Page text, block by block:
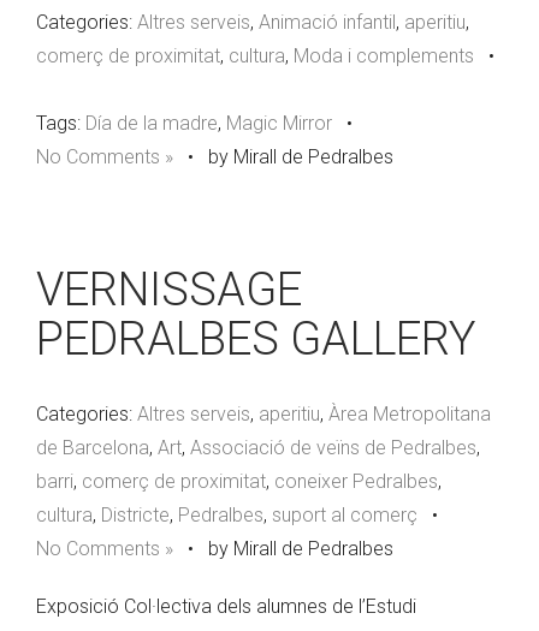
Categories: Altres serveis, Animació infantil , aperitiu,
comerç de proximitat, cultura, Moda i complements •
Tags: Día de la madre, Magic Mirror •
No Comments » • by Mirall de Pedralbes
VERNISSAGE
PEDRALBES GALLERY
Categories: Altres serveis, aperitiu, Àrea Metropolitana
de Barcelona, Art, Associació de veïns de Pedralbes,
barri, comerç de proximitat, coneixer Pedralbes,
cultura, Districte, Pedralbes, suport al comerç •
No Comments » • by Mirall de Pedralbes
Exposició Col·lectiva dels alumnes de l’Estudi